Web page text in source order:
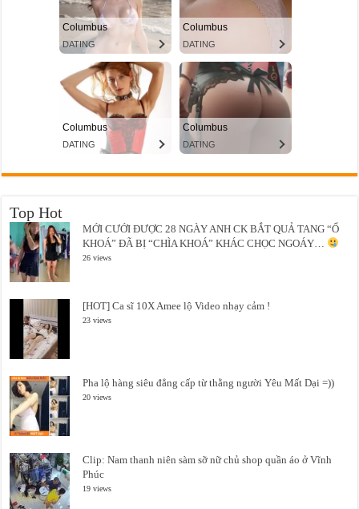
Top Hot
MỚI CƯỚI ĐƯỢC 28 NGÀY ANH CK BẮT QUẢ TANG “Ổ
KHOÁ” ĐÃ BỊ “CHÌA KHOÁ” KHÁC CHỌC NGOÁY…
26 views
[HOT] Ca sĩ 10X Amee lộ Video nhạy cảm !
23 views
Pha lộ hàng siêu đẳng cấp từ thằng người Yêu Mất Dại =))
20 views
Clip: Nam thanh niên sàm sỡ nữ chủ shop quần áo ở Vĩnh
Phúc
19 views